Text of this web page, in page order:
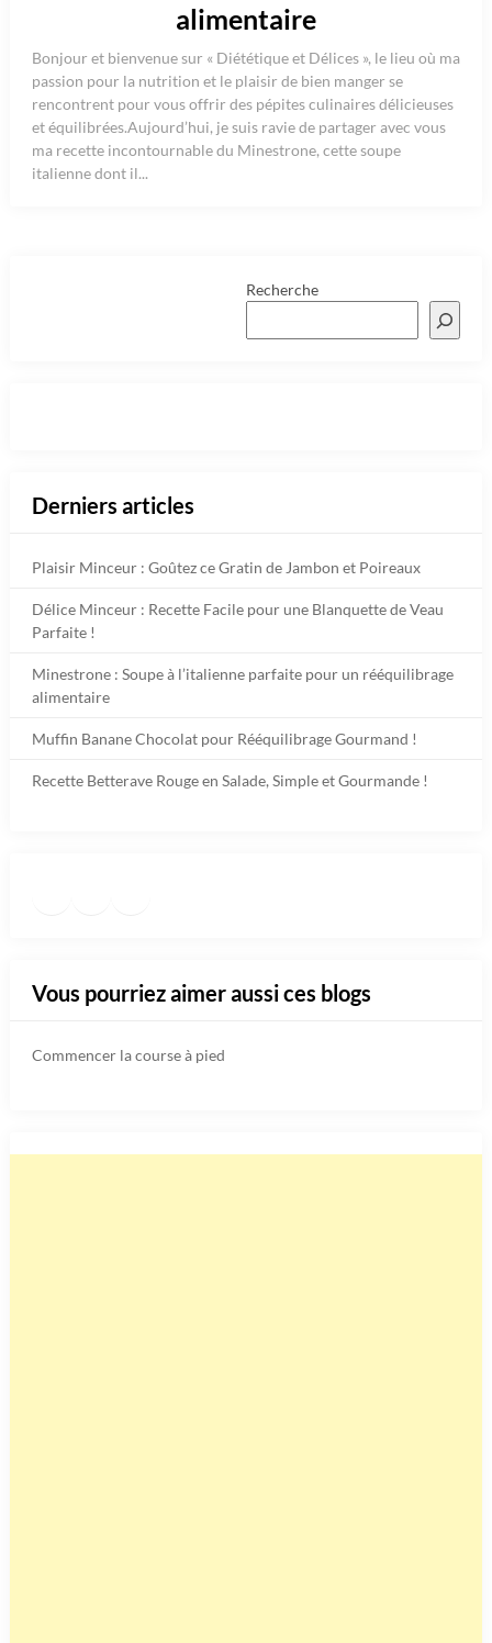
alimentaire
Bonjour et bienvenue sur « Diététique et Délices », le lieu où ma
passion pour la nutrition et le plaisir de bien manger se
rencontrent pour vous offrir des pépites culinaires délicieuses
et équilibrées.Aujourd’hui, je suis ravie de partager avec vous
ma recette incontournable du Minestrone, cette soupe
italienne dont il...
Recherche
Derniers articles
Plaisir Minceur : Goûtez ce Gratin de Jambon et Poireaux
Délice Minceur : Recette Facile pour une Blanquette de Veau
Parfaite !
Minestrone : Soupe à l’italienne parfaite pour un rééquilibrage
alimentaire
Muffin Banane Chocolat pour Rééquilibrage Gourmand !
Recette Betterave Rouge en Salade, Simple et Gourmande !
Vous pourriez aimer aussi ces blogs
Commencer la course à pied